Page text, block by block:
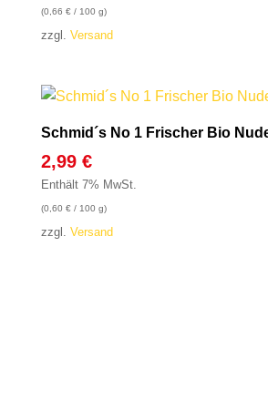
(0,66 €/ 100 g)
zzgl. Versand
Schmid´s No 1 Frischer Bio
2,99 €
Enthält 7% MwSt.
(0,60 €/ 100 g)
zzgl. Versand